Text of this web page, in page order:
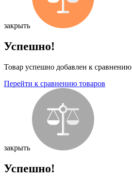
закрыть
Успешно!
Товар успешно добавлен к сравнению
Перейти к сравнению товаров
закрыть
Успешно!